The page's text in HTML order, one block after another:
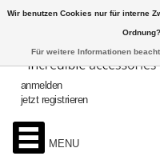
anmelden
jetzt registrieren
MENU
Wir benutzen Cookies nur für interne
Ordnung?
Für weitere Informationen